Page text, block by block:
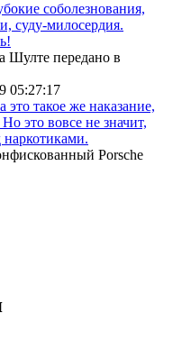
соболезнования,
суду-милосердия.
Шулте передано в
05:27:17
это такое же наказание,
это вовсе не значит,
Porsche